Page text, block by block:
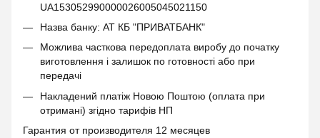
UA153052990000026005045021150
Назва банку: АТ КБ "ПРИВАТБАНК"
Можлива часткова передоплата виробу до початку
виготовлення і залишок по готовності або при
передачі
Накладений платіж Новою Поштою (оплата при
отримані) згідно тарифів НП
Гарантия от производителя 12 месяцев